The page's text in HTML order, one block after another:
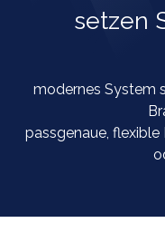
setzen
modernes System
passgenaue,